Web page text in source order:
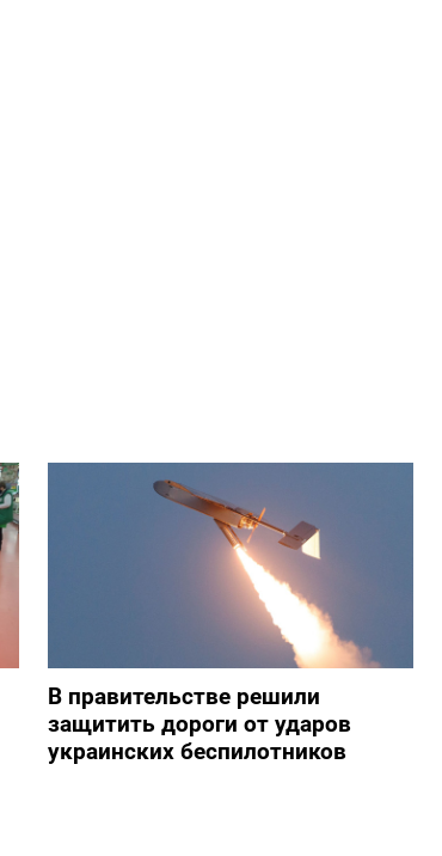
В правительстве решили
защитить дороги от ударов
украинских беспилотников